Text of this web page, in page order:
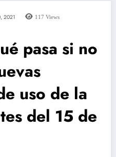
2021 117 Views
pasa si no
uso de la
del 15 de